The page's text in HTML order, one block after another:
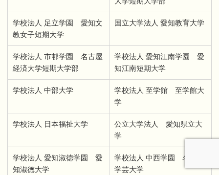
学校法人 足立学園 愛知文
教女子短期大学
国立大学法人 愛知教育大学
学校法人 市邨学園 名古屋
経済大学短期大学部
学校法人 愛知江南学園 愛
知江南短期大学
学校法人 中部大学
学校法人 至学館 至学館大
学
学校法人 日本福祉大学
公立大学法人 愛知県立大
学
学校法人 愛知淑徳学園 愛
知淑徳大学
学校法人 中西学園 名古屋
学芸大学